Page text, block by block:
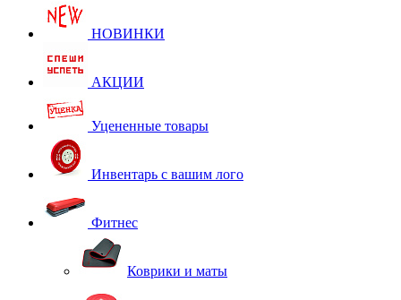
НОВИНКИ
АКЦИИ
Уцененные товары
Инвентарь с вашим лого
Фитнес
Коврики и маты